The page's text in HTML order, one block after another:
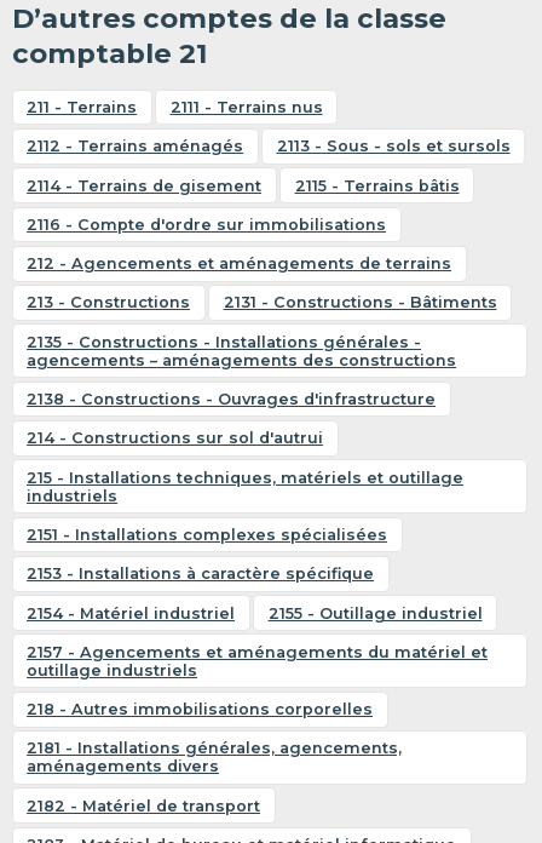
D’autres comptes de la classe
comptable 21
211 - Terrains 2111 - Terrains nus
2112 - Terrains aménagés 2113 - Sous - sols et sursols
2114 - Terrains de gisement 2115 - Terrains bâtis
2116 - Compte d'ordre sur immobilisations
212 - Agencements et aménagements de terrains
213 - Constructions 2131 - Constructions - Bâtiments
2135 - Constructions - Installations générales -
agencements – aménagements des constructions
2138 - Constructions - Ouvrages d'infrastructure
214 - Constructions sur sol d'autrui
215 - Installations techniques, matériels et outillage
industriels
2151 - Installations complexes spécialisées
2153 - Installations à caractère spécifique
2154 - Matériel industriel 2155 - Outillage industriel
2157 - Agencements et aménagements du matériel et
outillage industriels
218 - Autres immobilisations corporelles
2181 - Installations générales, agencements,
aménagements divers
2182 - Matériel de transport